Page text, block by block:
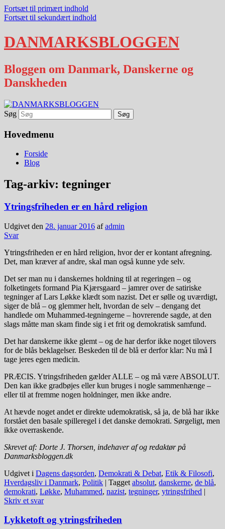
Fortsæt til primært indhold
Fortsæt til sekundært indhold
DANMARKSBLOGGEN
Bloggen om Danmark, Danskerne og
Danskheden
Søg
Hovedmenu
Forside
Blog
Tag-arkiv: tegninger
Ytringsfriheden er en hård religion
Udgivet den 28. januar 2016 afadmin
Svar
Ytringsfriheden er en hård religion, hvor der er kontant afregning.
Det, man kræver af andre, skal man også kunne yde selv.
Det ser man nu i danskernes holdning til at regeringen – og
folketingets formand Pia Kjærsgaard – jamrer over de satiriske
tegninger af Lars Løkke klædt som nazist. Det er sølle og uværdigt,
siger de blå – og glemmer helt, hvordan de selv – dengang det
handlede om Muhammed-tegningerne – hovrerende sagde, at den
slags måtte man skam finde sig i et frit og demokratisk samfund.
Det har danskerne ikke glemt – og de har derfor ikke noget tilovers
for de blås beklagelser. Beskeden til de blå er derfor klar: Nu må I
tage jeres egen medicin.
PRÆCIS. Ytringsfriheden gælder ALLE – og må være ABSOLUT.
Den kan ikke gradbøjes eller kun bruges i nogle sammenhænge –
eller til at fremme nogen holdninger, men ikke andre.
At hævde noget andet er direkte udemokratisk, så ja, de blå har ikke
forstået den basale spilleregel i det danske demokrati. Sørgeligt, men
ikke overraskende.
Skrevet af: Dorte J. Thorsen, indehaver af og redaktør på
Danmarksbloggen.dk
Udgivet i Dagens dagsorden, Demokrati & Debat, Etik & Filosofi,
Hverdagsliv i Danmark, Politik | Tagget absolut, danskerne, de blå,
demokrati, Løkke, Muhammed, nazist, tegninger, ytringsfrihed |
Skriv et svar
Lykketoft og ytringsfriheden